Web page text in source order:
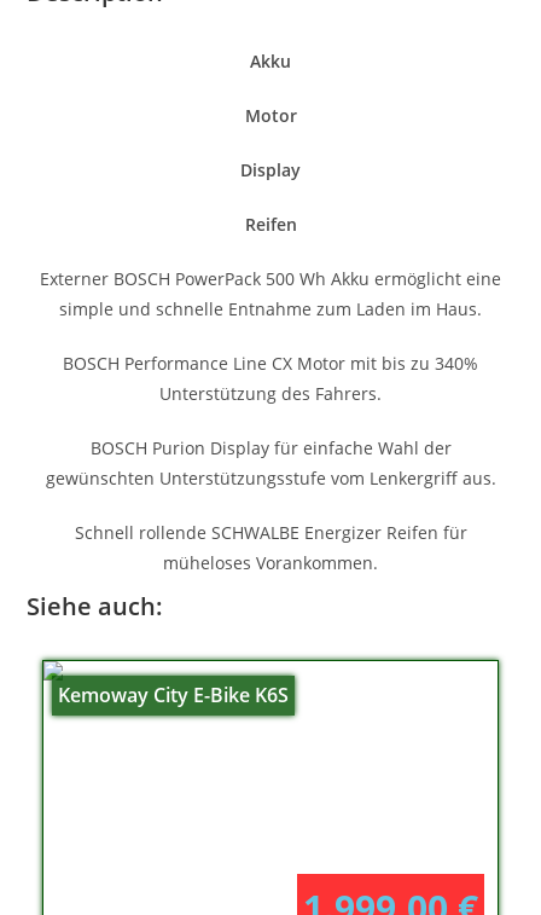
Akku
Motor
Display
Reifen
Externer BOSCH PowerPack 500 Wh Akku ermöglicht eine
simple und schnelle Entnahme zum Laden im Haus.
BOSCH Performance Line CX Motor mit bis zu 340%
Unterstützung des Fahrers.
BOSCH Purion Display für einfache Wahl der
gewünschten Unterstützungsstufe vom Lenkergriff aus.
Schnell rollende SCHWALBE Energizer Reifen für
müheloses Vorankommen.
Siehe auch:
Kemoway City E-Bike K6S